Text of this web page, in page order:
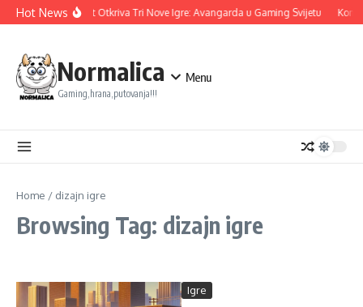
Skip to content
Hot NewsUbisoft Otkriva Tri Nove Igre: Avangarda u Gaming Svijetu
Normalica
Gaming,hrana,putovanja!!!
Menu
Home / dizajn igre
Browsing Tag: dizajn igre
Igre